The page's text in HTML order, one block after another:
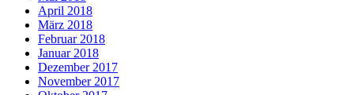
April 2018
März 2018
Februar 2018
Januar 2018
Dezember 2017
November 2017